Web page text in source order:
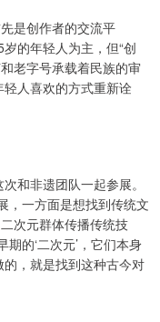
是创作者的交流平
的年轻人为主，但“创
老字号承载着民族的审
人喜欢的方式重新诠
和非遗团队一起参展。
，一方面是想找到传统文
次元群体传播传统技
的‘二次元’，它们本身
，就是找到这种古今对